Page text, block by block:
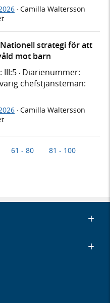
· Camilla Waltersson
strategi för att
mot barn
III:5 · Diarienummer:
chefstjänsteman:
· Camilla Waltersson
61 - 80 81 - 100